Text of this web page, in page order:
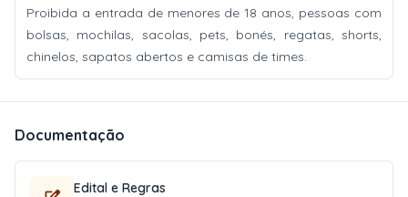
Proibida a entrada de menores de 18 anos, pessoas com
bolsas, mochilas, sacolas, pets, bonés, regatas, shorts,
chinelos, sapatos abertos e camisas de times.
Documentação
Edital e Regras